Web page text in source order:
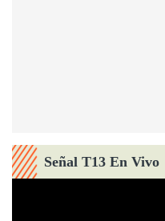
Señal T13 En Vivo